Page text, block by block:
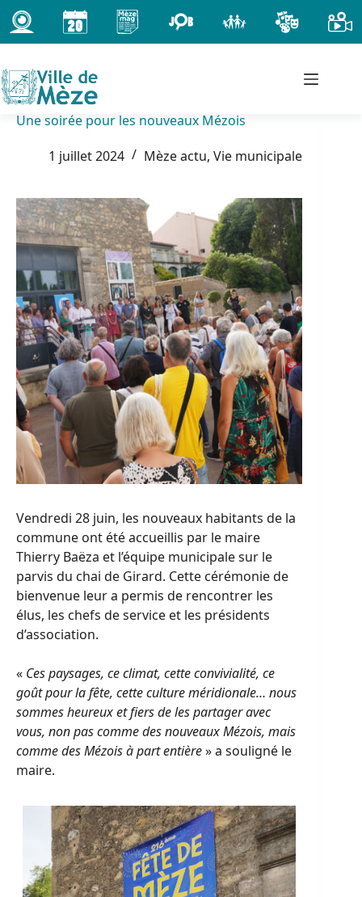
Passer
au
contenu
Une soirée pour les nouveaux Mézois
1 juillet 2024
Mèze actu, Vie municipale
Vendredi 28 juin, les nouveaux habitants de la
commune ont été accueillis par le maire
Thierry Baëza et l’équipe municipale sur le
parvis du chai de Girard. Cette cérémonie de
bienvenue leur a permis de rencontrer les
élus, les chefs de service et les présidents
d’association.
« Ces paysages, ce climat, cette convivialité, ce
goût pour la fête, cette culture méridionale… nous
sommes heureux et fiers de les partager avec
vous, non pas comme des nouveaux Mézois, mais
comme des Mézois à part entière» a souligné le
maire.